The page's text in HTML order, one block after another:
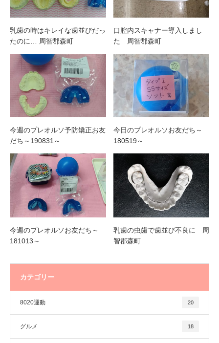
乳歯の時はキレイな歯並びだっ
たのに… 周智郡森町
口腔内スキャナー導入しまし
た 周智郡森町
今週のプレオルソ予防矯正お友
だち～190831～
今日のプレオルソお友だち～
180519～
今週のプレオルソお友だち～
181013～
乳歯の虫歯で歯並び不良に 周
智郡森町
カテゴリー
8020運動 20
グルメ 18